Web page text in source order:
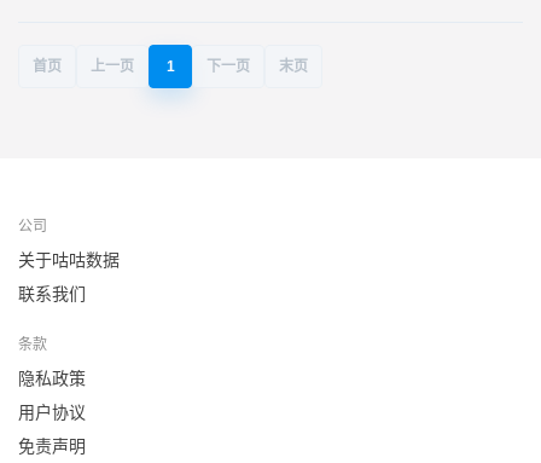
首页 上一页 1 下一页 末页
公司
关于咕咕数据
联系我们
条款
隐私政策
用户协议
免责声明